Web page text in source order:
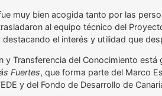
muy bien acogida tanto por las
al equipo técnico del
el interés y utilidad que
y Transferencia del Conocimiento
Fuertes, que forma parte del Marco
y del Fondo de Desarrollo de